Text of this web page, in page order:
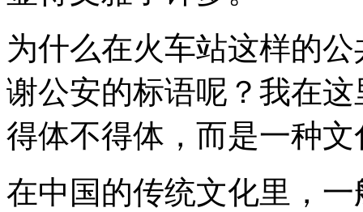
为什么在火车站这样的
谢公安的标语呢？我在
得体不得体，而是一种
在中国的传统文化里，